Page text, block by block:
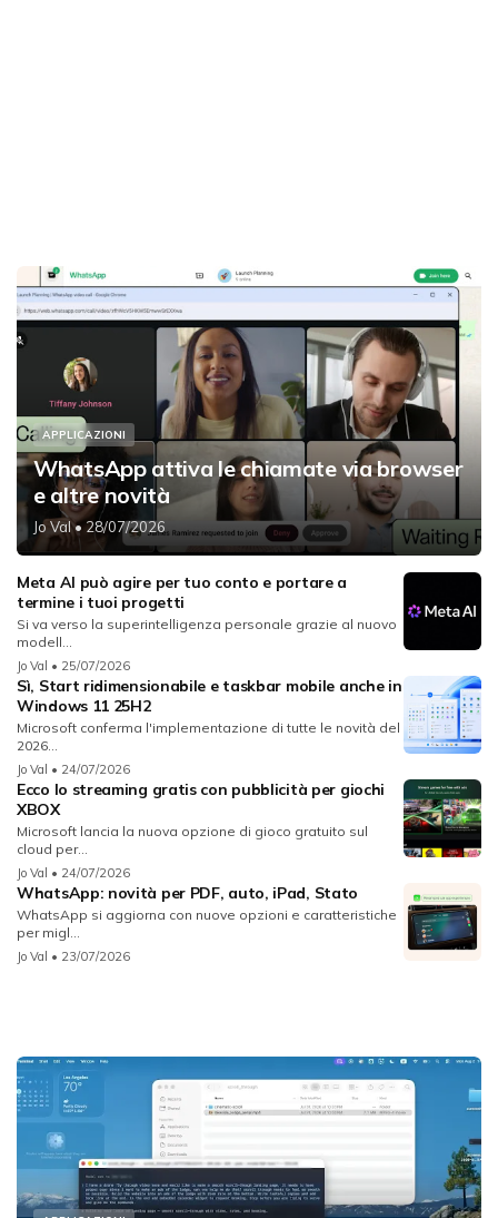
APPLICAZIONI
WhatsApp attiva le chiamate via browser
e altre novità
Jo Val• 28/07/2026
Meta AI può agire per tuo conto e portare a
termine i tuoi progetti
Si va verso la superintelligenza personale grazie al nuovo
modell...
Jo Val • 25/07/2026
Sì, Start ridimensionabile e taskbar mobile anche in
Windows 11 25H2
Microsoft conferma l'implementazione di tutte le novità del
2026...
Jo Val • 24/07/2026
Ecco lo streaming gratis con pubblicità per giochi
XBOX
Microsoft lancia la nuova opzione di gioco gratuito sul
cloud per...
Jo Val • 24/07/2026
WhatsApp: novità per PDF, auto, iPad, Stato
WhatsApp si aggiorna con nuove opzioni e caratteristiche
per migl...
Jo Val • 23/07/2026